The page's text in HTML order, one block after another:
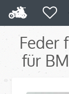
Feder
für